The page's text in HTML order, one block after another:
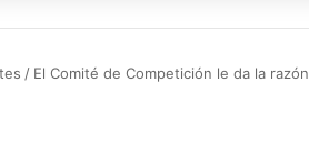
/ El Comité de Competición le da la